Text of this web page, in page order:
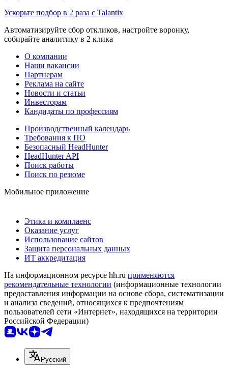
Ускорьте подбор в 2 раза с Talantix
Автоматизируйте сбор откликов, настройте воронку,
собирайте аналитику в 2 клика
О компании
Наши вакансии
Партнерам
Реклама на сайте
Новости и статьи
Инвесторам
Кандидаты по профессиям
Производственный календарь
Требования к ПО
Безопасный HeadHunter
HeadHunter API
Поиск работы
Поиск по резюме
Мобильное приложение
Этика и комплаенс
Оказание услуг
Использование сайтов
Защита персональных данных
ИТ аккредитация
На информационном ресурсе hh.ru применяются
рекомендательные технологии (информационные технологии
предоставления информации на основе сбора, систематизации
и анализа сведений, относящихся к предпочтениям
пользователей сети «Интернет», находящихся на территории
Российской Федерации)
Русский